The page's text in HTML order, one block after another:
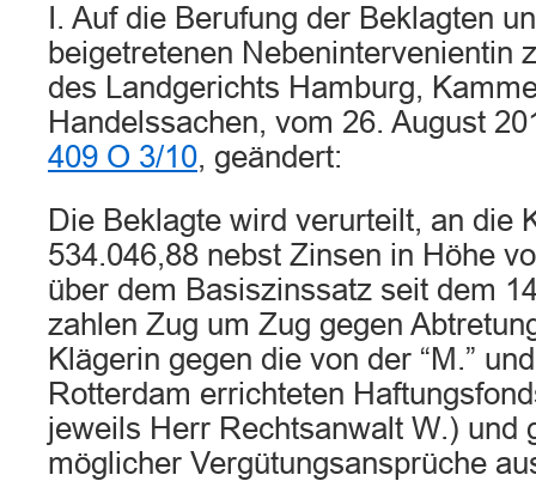
I. Auf die Berufung der Beklagten
beigetretenen Nebenintervenientin
des Landgerichts Hamburg,
Handelssachen, vom 26. August
409 O 3/10, geändert:
Die Beklagte wird verurteilt, an die
534.046,88 nebst Zinsen in Höhe
über dem Basiszinssatz seit dem
zahlen Zug um Zug gegen
Klägerin gegen die von der “M.”
Rotterdam errichteten
jeweils Herr Rechtsanwalt W.) und
möglicher Vergütungsansprüche